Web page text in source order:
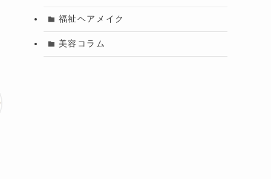
福祉ヘアメイク
美容コラム